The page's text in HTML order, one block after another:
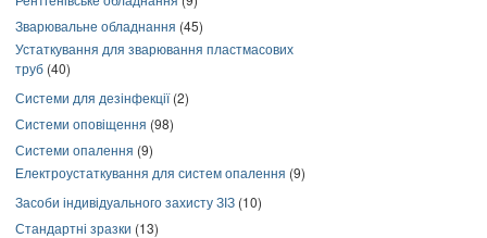
Зварювальне обладнання (45)
Устаткування для зварювання пластмасових
труб (40)
Системи для дезінфекції(2)
Системи оповіщення (98)
Системи опалення (9)
Електроустаткування для систем опалення (9)
Засоби індивідуального захисту ЗІЗ (10)
Стандартні зразки (13)